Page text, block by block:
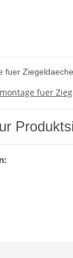
fuer
fuer